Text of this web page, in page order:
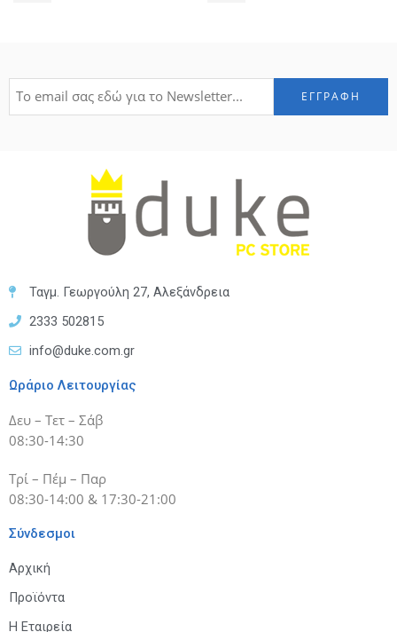
Ταγμ. Γεωργούλη 27, Αλεξάνδρεια
2333 502815
info@duke.com.gr
Ωράριο Λειτουργίας
Δευ – Τετ – Σάβ
08:30-14:30
Τρί – Πέμ – Παρ
08:30-14:00 & 17:30-21:00
Σύνδεσμοι
Αρχική
Προϊόντα
Η Εταιρεία